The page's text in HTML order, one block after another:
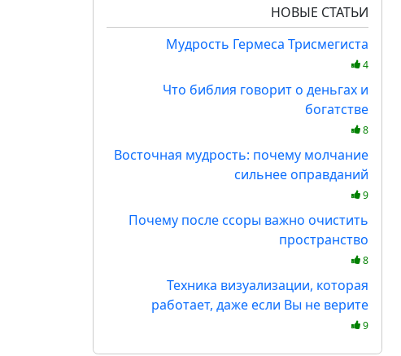
НОВЫЕ СТАТЬИ
Мудрость Гермеса Трисмегиста
4
Что библия говорит о деньгах и
богатстве
8
Восточная мудрость: почему молчание
сильнее оправданий
9
Почему после ссоры важно очистить
пространство
8
Техника визуализации, которая
работает, даже если Вы не верите
9